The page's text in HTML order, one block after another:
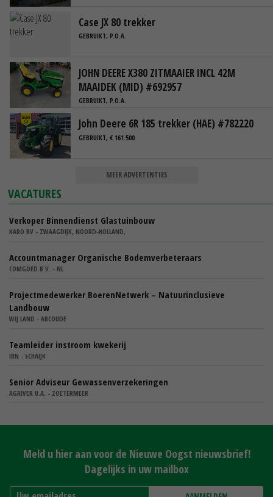
Case JX 80 trekker
GEBRUIKT, P.O.A.
JOHN DEERE X380 ZITMAAIER INCL 42M
MAAIDEK (MID) #692957
GEBRUIKT, P.O.A.
John Deere 6R 185 trekker (HAE) #782220
GEBRUIKT, € 161.500
MEER ADVERTENTIES
VACATURES
Verkoper Binnendienst Glastuinbouw
KARO BV - ZWAAGDIJK, NOORD-HOLLAND,
Accountmanager Organische Bodemverbeteraars
COMGOED B.V. - NL
Projectmedewerker BoerenNetwerk – Natuurinclusieve
Landbouw
WIJ.LAND - ABCOUDE
Teamleider instroom kwekerij
IBN - SCHAIJK
Senior Adviseur Gewassenverzekeringen
AGRIVER U.A. - ZOETERMEER
Meld u hier aan voor de Nieuwe Oogst nieuwsbrief!
Dagelijks in uw mailbox